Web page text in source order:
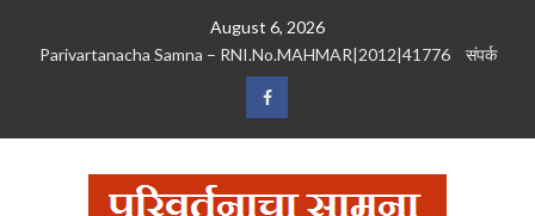
August 6, 2026
Parivartanacha Samna – RNI.No.MAHMAR|2012|41776
संपर्क
Facebook